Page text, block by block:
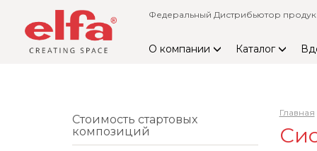
Федеральный Дистрибьютор
О компании Каталог
Стоимость стартовых
композиций
Главная